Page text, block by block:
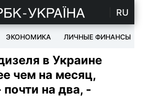
RU
ЭКОНОМИКА ЛИЧНЫЕ ФИНАНСЫ
в Украине
чем на месяц,
почти на два, -